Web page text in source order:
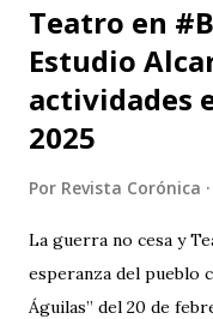
Teatro en
Estudio
actividades
2025
Por Revista Corónica
La guerra no cesa y
esperanza del pueblo
Águilas” del 20 de